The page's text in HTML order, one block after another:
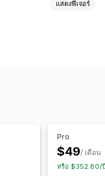
แสดงฟีเจอร์
Pro
$49/ เดือน
หรือ $352.80/